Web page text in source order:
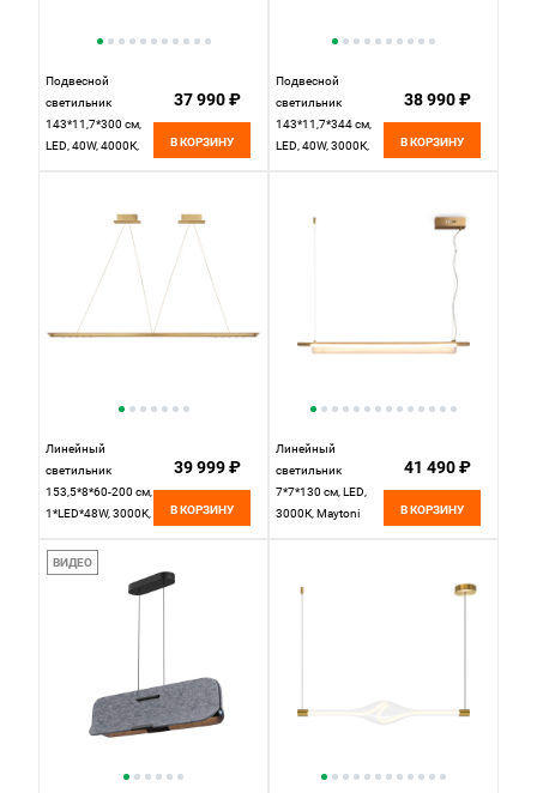
Подвесной
светильник
143*11,7*300 см,
LED, 40W, 4000К,
37 990 ₽
В КОРЗИНУ
Подвесной
светильник
143*11,7*344 см,
LED, 40W, 3000К,
38 990 ₽
В КОРЗИНУ
Линейный
светильник
153,5*8*60-200 см,
1*LED*48W, 3000K,
814203, золотой
39 999 ₽
В КОРЗИНУ
Линейный
светильник
7*7*130 см, LED,
3000К, Maytoni
41 490 ₽
В КОРЗИНУ
ВИДЕО